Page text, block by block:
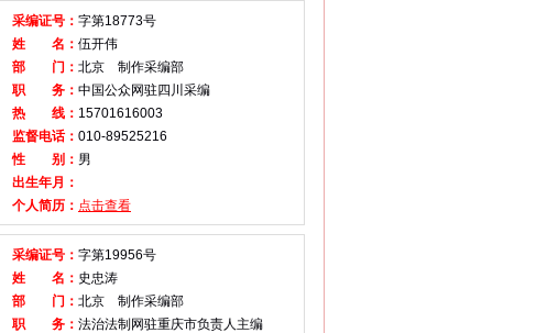
采编证号： 字第18773号
姓 名： 伍开伟
部 门： 北京 制作采编部
职 务： 中国公众网驻四川采编
热 线： 15701616003
监督电话： 010-89525216
性 别： 男
出生年月：
个人简历： 点击查看
采编证号： 字第19956号
姓 名： 史忠涛
部 门： 北京 制作采编部
职 务： 法治法制网驻重庆市负责人主编